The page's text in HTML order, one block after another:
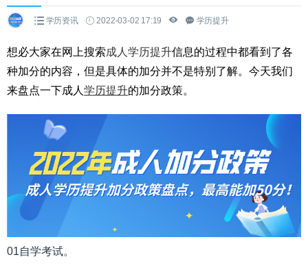
学历资讯 2022-03-02 17:19 学历提升
想必大家在网上搜索成人学历提升信息的过程中都看到了各
种加分的内容，但是具体的加分并不是特别了解。今天我们
来盘点一下成人 学历提升的加分政策。
01自学考试。